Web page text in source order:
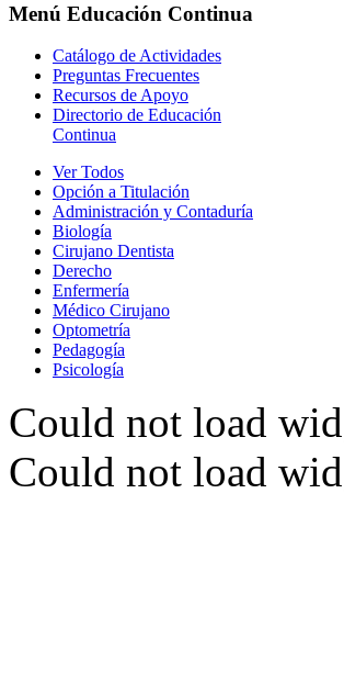
Menú Educación Continua
Catálogo de Actividades
Preguntas Frecuentes
Recursos de Apoyo
Directorio de Educación
Continua
Ver Todos
Opción a Titulación
Administración y Contaduría
Biología
Cirujano Dentista
Derecho
Enfermería
Médico Cirujano
Optometría
Pedagogía
Psicología
Could not load
Could not load